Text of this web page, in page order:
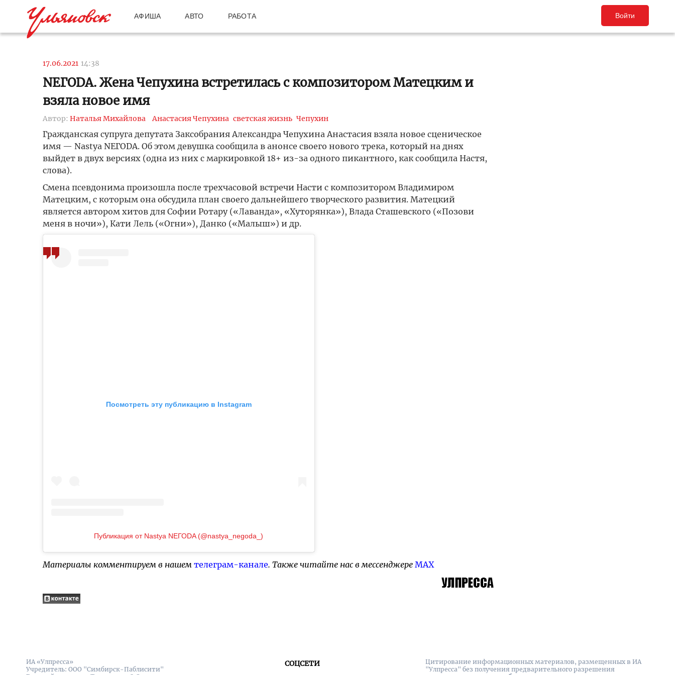
АФИША АВТО РАБОТА Войти
17.06.2021 14:38
NEГОDA. Жена Чепухина встретилась с композитором Матецким и
взяла новое имя
Автор: Наталья Михайлова Анастасия Чепухина светская жизнь Чепухин
Гражданская супруга депутата Заксобрания Александра Чепухина Анастасия взяла новое сценическое
имя — Nastya NEГОDA. Об этом девушка сообщила в анонсе своего нового трека, который на днях
выйдет в двух версиях (одна из них с маркировкой 18+ из-за одного пикантного, как сообщила Настя,
слова).
Смена псевдонима произошла после трехчасовой встречи Насти с композитором Владимиром
Матецким, с которым она обсудила план своего дальнейшего творческого развития. Матецкий
является автором хитов для Софии Ротару («Лаванда», «Хуторянка»), Влада Сташевского («Позови
меня в ночи»), Кати Лель («Огни»), Данко («Малыш») и др.
Посмотреть эту публикацию в Instagram
Публикация от Nastya NEГОDA (@nastya_negoda_)
Материалы комментируем в нашем телеграм-канале. Также читайте нас в мессенджере MAX
ИА «Улпресса»
Учредитель: ООО "Симбирск-Паблисити"
СОЦСЕТИ
Цитирование информационных материалов, размещенных в ИА
"Улпресса" без получения предварительного разрешения